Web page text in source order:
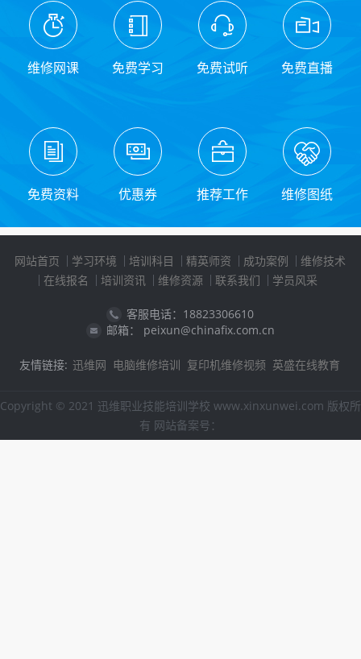
维修网课 免费学习 免费试听 免费直播
免费资料 优惠券 推荐工作 维修图纸
网站首页 学习环境 培训科目 精英师资 成功案例
维修技术
在线报名
培训资讯 维修资源 联系我们 学员风采
客服电话：18823306610
邮箱： peixun@chinafix.com.cn
友情链接: 迅维网 电脑维修培训 复印机维修视频 英盛在线教育
Copyright © 2021 迅维职业技能培训学校 www.xinxunwei.com 版权所
有 网站备案号：